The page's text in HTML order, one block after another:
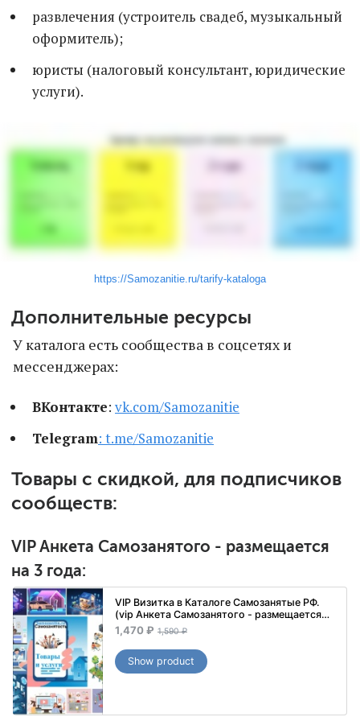
развлечения (устроитель свадеб, музыкальный
оформитель);
юристы (налоговый консультант, юридические
услуги).
https://Samozanitie.ru/tarify-kataloga
Дополнительные ресурсы
У каталога есть сообщества в соцсетях и
мессенджерах:
ВКонтакте: vk.com/Samozanitie
Telegram: t.me/Samozanitie
Товары с скидкой, для подписчиков
сообществ:
VIP Анкета Самозанятого - размещается
на 3 года:
VIP Визитка в Каталоге Самозанятые РФ.
(vip Анкета Самозанятого - размещается
на 3 года)
1,470 ₽
r
i
₽
1,590 ₽
l
d
i
Show product